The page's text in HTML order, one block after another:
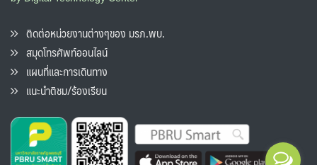
ติดต่อหน่วยงานต่างๆของ มรภ.พบ.
สมุดโทรศัพท์ออนไลน์
แผนที่และการเดินทาง
แนะนำติชม/ร้องเรียน